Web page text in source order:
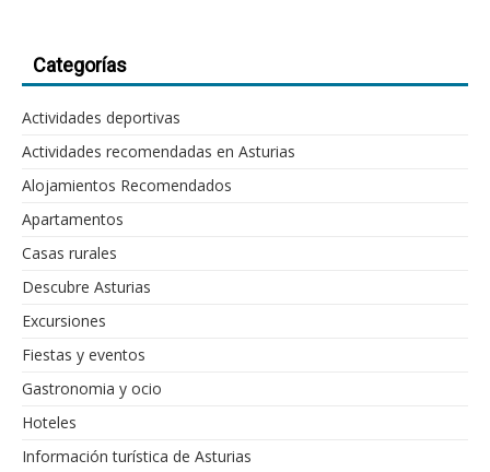
Categorías
Actividades deportivas
Actividades recomendadas en Asturias
Alojamientos Recomendados
Apartamentos
Casas rurales
Descubre Asturias
Excursiones
Fiestas y eventos
Gastronomia y ocio
Hoteles
Información turística de Asturias